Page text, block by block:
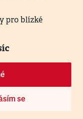
pro blízké
se